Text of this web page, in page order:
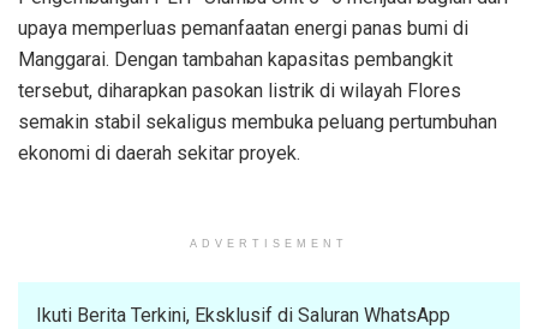
upaya memperluas pemanfaatan energi panas bumi di
Manggarai. Dengan tambahan kapasitas pembangkit
tersebut, diharapkan pasokan listrik di wilayah Flores
semakin stabil sekaligus membuka peluang pertumbuhan
ekonomi di daerah sekitar proyek.
ADVERTISEMENT
Ikuti Berita Terkini, Eksklusif di Saluran WhatsApp